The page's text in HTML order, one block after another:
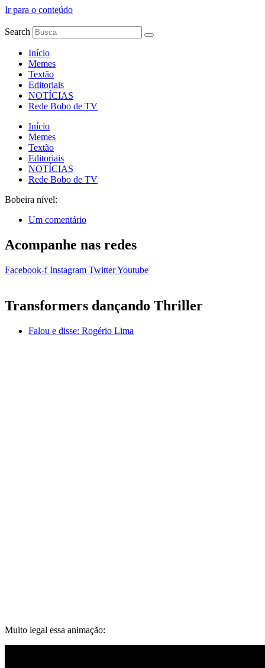
Ir para o conteúdo
Search
Início
Memes
Textão
Editoriais
NOTÍCIAS
Rede Bobo de TV
Início
Memes
Textão
Editoriais
NOTÍCIAS
Rede Bobo de TV
Bobeira nível:
Um comentário
Acompanhe nas redes
Facebook-f Instagram TwitterYoutube
Transformers dançando Thriller
Falou e disse: Rogério Lima
Muito legal essa animação: